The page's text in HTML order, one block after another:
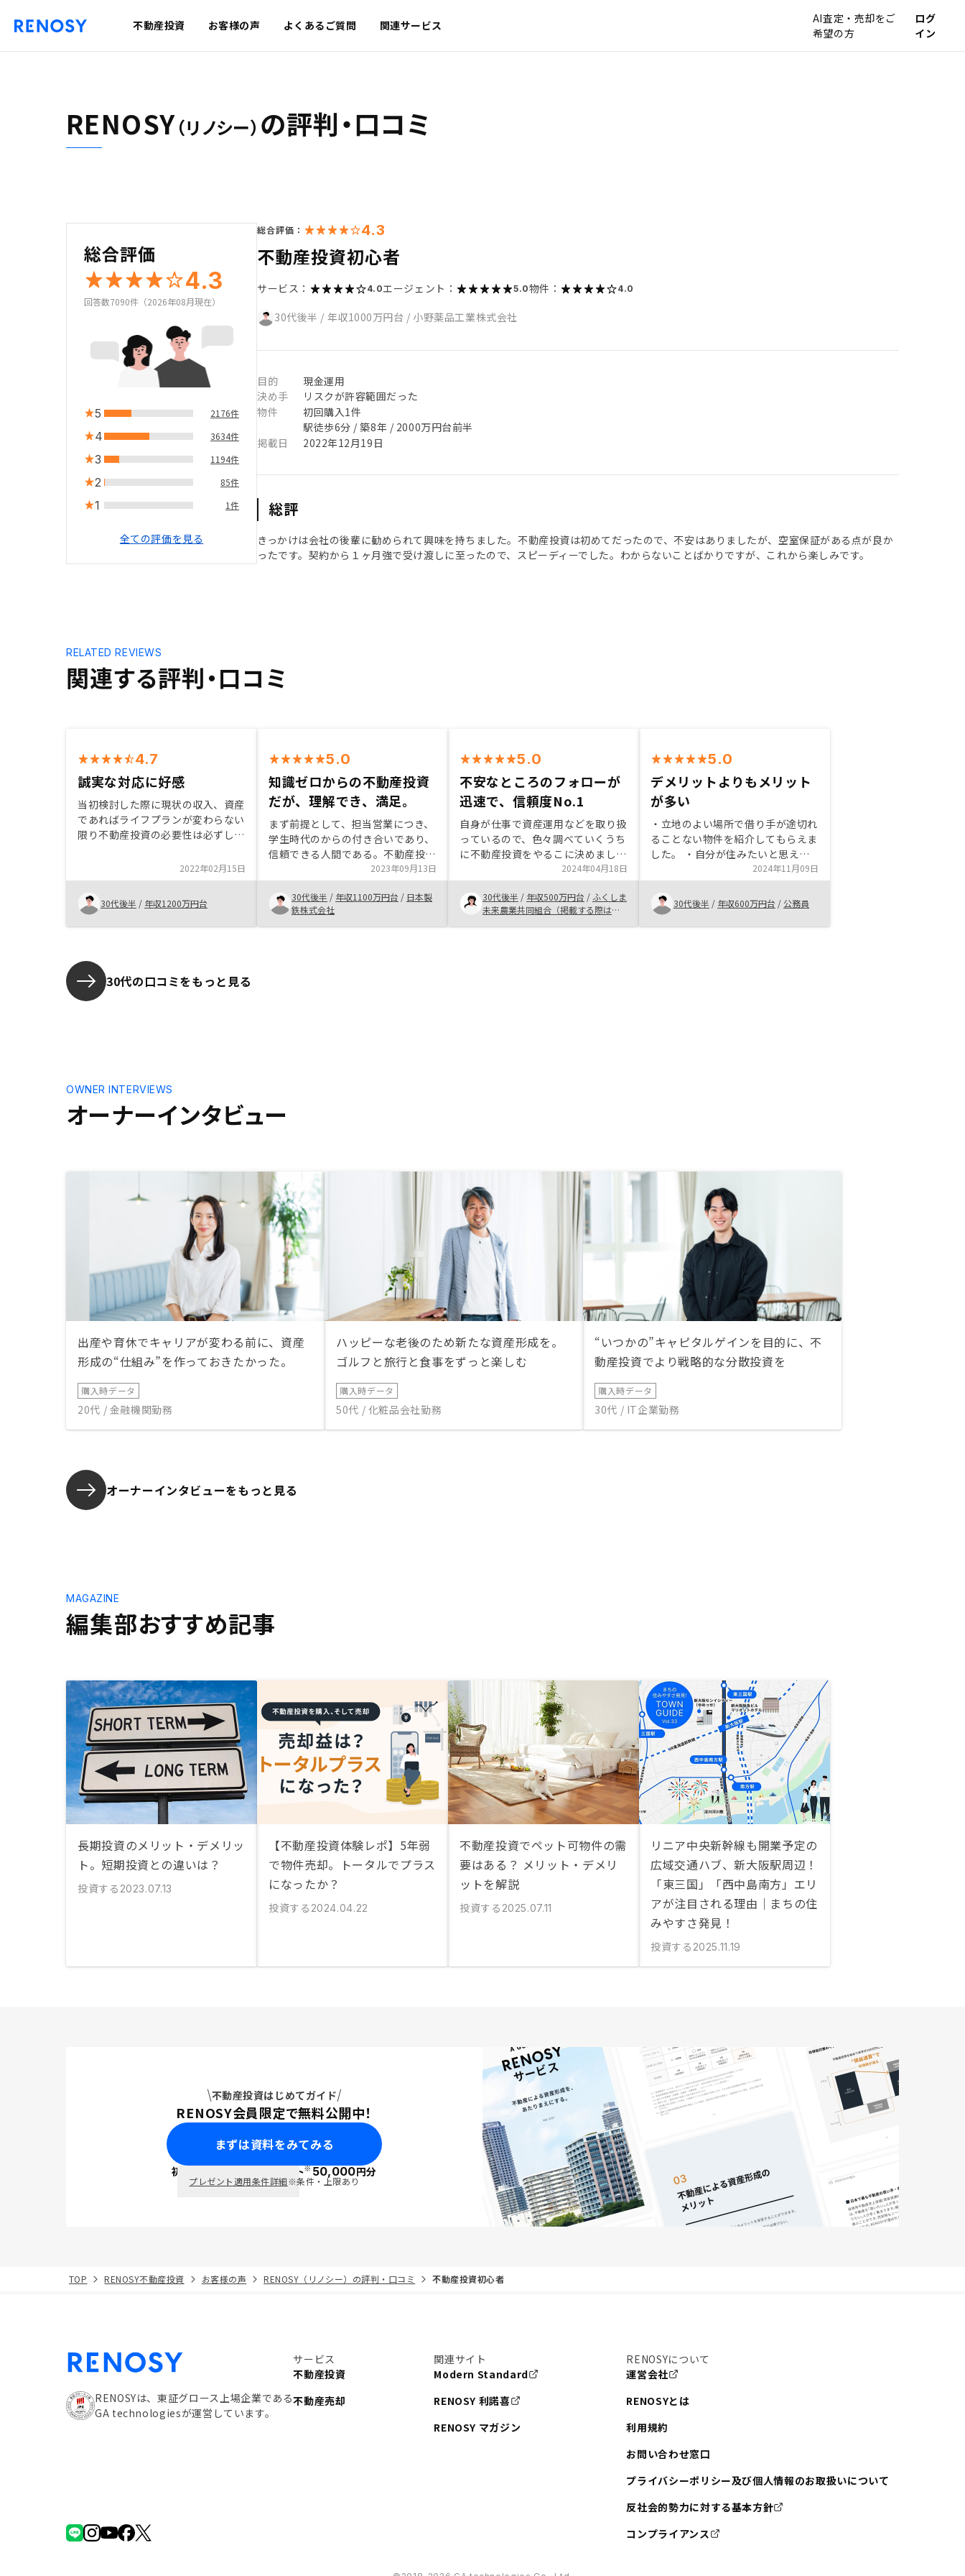
不動産投資 お客様の声 よくあるご質問 関連サービス
AI査定・売却をご
希望の方
ログ
イン
RENOSY（リノシー） の評判・口コミ
総合評価
4.3
回答数7090件（2026年08月現在）
5 2176件
4 3634件
3 1194件
2 85件
1 1件
全ての評価を見る
総合評価： 4.3
不動産投資初心者
サービス： 4.0エージェント： 5.0物件： 4.0
30代後半 / 年収1000万円台 / 小野薬品工業株式会社
目的
現金運用
決め手
リスクが許容範囲だった
物件
初回購入1件
駅徒歩6分 / 築8年 / 2000万円台前半
掲載日
2022年12月19日
総評
きっかけは会社の後輩に勧められて興味を持ちました。不動産投資は初めてだったので、不安はありましたが、空室保証がある点が良か
ったです。契約から１ヶ月強で受け渡しに至ったので、スピーディーでした。わからないことばかりですが、これから楽しみです。
関連する評判・口コミ
RELATED REVIEWS
4.7
誠実な対応に好感
当初検討した際に現状の収入、資産
であればライフプランが変わらない
限り不動産投資の必要性は必ずしも
り、疑問点が解消するまで相談に乗
っていただけるなど営業担当者が信
頼できたため。地域ごとの相場や人
口推移、災害情報等がすぐに分かる
仕組みになっていると検討しやすい
2022年02月15日
30代後半 / 年収1200万円台
5.0
知識ゼロからの不動産投資
だが、理解でき、満足。
まず前提として、担当営業につき、
学生時代のからの付き合いであり、
信頼できる人間である。不動産投資
につき、全くの知識ゼロであった
が、一から教えてもらい、不動産投
資の仕組みをよく理解することがで
きた。その上で、いい物件をタイム
リーに紹介してもらい、満足してい
2023年09月13日
30代後半 / 年収1100万円台 / 日本製
鉄株式会社
5.0
不安なところのフォローが
迅速で、信頼度No.1
自身が仕事で資産運用などを取り扱
っているので、色々調べていくうち
に不動産投資をやるこに決めまし
た。 他にもう一社面談しました
が、信頼性はNo.1だと思い、御社
に決めました。 世間的に興味があ
る方が増えていると思いますので、
実際にやってみた経験から紹介した
2024年04月18日
30代後半 / 年収500万円台 /ふくしま
未来農業共同組合（掲載する際はふ
5.0
デメリットよりもメリット
が多い
・立地のよい場所で借り手が途切れ
ることない物件を紹介してもらえま
した。 ・自分が住みたいと思える
ような素敵な内装、外観なので、借
り手が付きやすいと感じました。
・投資信託よりもリスクが高いと思
っていましたが、投資信託よりもリ
スクが低いことには驚き、資産形
2024年11月09日
30代後半 / 年収600万円台 / 公務員
30代の口コミをもっと見る
オーナーインタビュー
OWNER INTERVIEWS
出産や育休でキャリアが変わる前に、資産
形成の“仕組み”を作っておきたかった。
購入時データ
20代 / 金融機関勤務
ハッピーな老後のため新たな資産形成を。
ゴルフと旅行と食事をずっと楽しむ
購入時データ
50代 / 化粧品会社勤務
“いつかの”キャピタルゲインを目的に、不
動産投資でより戦略的な分散投資を
購入時データ
30代 / IT企業勤務
オーナーインタビューをもっと見る
編集部おすすめ記事
MAGAZINE
長期投資のメリット・デメリッ
ト。短期投資との違いは？
投資する 2023.07.13
【不動産投資体験レポ】5年弱
で物件売却。トータルでプラス
になったか？
投資する 2024.04.22
不動産投資でペット可物件の需
要はある？ メリット・デメリ
ットを解説
投資する 2025.07.11
リニア中央新幹線も開業予定の
広域交通ハブ、新大阪駅周辺！
「東三国」「西中島南方」エリ
アが注目される理由｜まちの住
みやすさ発見！
投資する 2025.11.19
不動産投資はじめてガイド
RENOSY会員限定で無料公開中！
まずは資料をみてみる
初回面談で ポイント※50,000円分
プレゼント適用条件詳細※条件・上限あり
TOP RENOSY不動産投資 お客様の声 RENOSY（リノシー）の評判・口コミ 不動産投資初心者
RENOSYは、東証グロース上場企業である
GA technologiesが運営しています。
サービス
不動産投資
不動産売却
関連サイト
Modern Standard
RENOSY 利諾喜
RENOSY マガジン
RENOSYについて
運営会社
RENOSYとは
利用規約
お問い合わせ窓口
プライバシーポリシー及び個人情報のお取扱いについて
反社会的勢力に対する基本方針
コンプライアンス